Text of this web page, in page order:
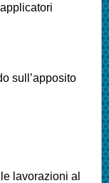
sull’apposito
lavorazioni al